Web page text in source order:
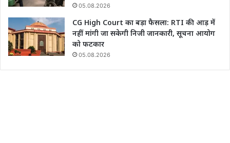
05.08.2026
CG High Court का बड़ा फैसला: RTI की आड़ में
नहीं मांगी जा सकेगी निजी जानकारी, सूचना आयोग
को फटकार
05.08.2026